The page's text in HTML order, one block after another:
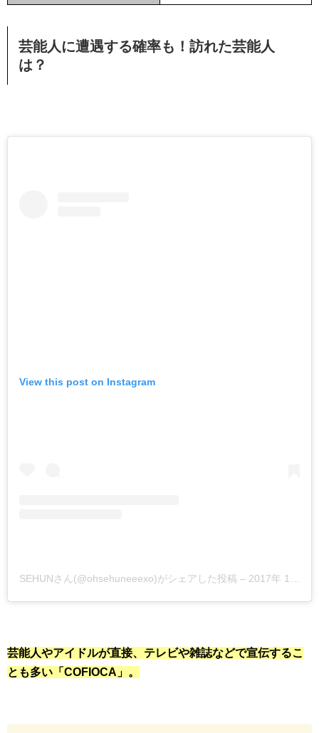
芸能人に遭遇する確率も！訪れた芸能人
は？
View this post on Instagram
SEHUNさん(@ohsehuneeexo)がシェアした投稿 – 2017年 1月月19日午後4時07分PST
芸能人やアイドルが直接、テレビや雑誌などで宣伝するこ
とも多い「COFIOCA」。